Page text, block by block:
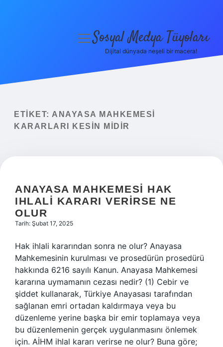
Yasal Uyarı
menüyüSosyal Medya Tüyoları
Dijital dünyada neşeli bir macera!
ETIKET: ANAYASA MAHKEMESI
KARARLARI KESIN MIDIR
ANAYASA MAHKEMESI HAK
IHLALI KARARI VERIRSE NE
OLUR
Tarih: Şubat 17, 2025
Hak ihlali kararından sonra ne olur? Anayasa
Mahkemesinin kurulması ve prosedürün prosedürü
hakkında 6216 sayılı Kanun. Anayasa Mahkemesi
kararına uymamanın cezası nedir? (1) Cebir ve
şiddet kullanarak, Türkiye Anayasası tarafından
sağlanan emri ortadan kaldırmaya veya bu
düzenleme yerine başka bir emir toplamaya veya
bu düzenlemenin gerçek uygulanmasını önlemek
için. AİHM ihlal kararı verirse ne olur? Buna göre;